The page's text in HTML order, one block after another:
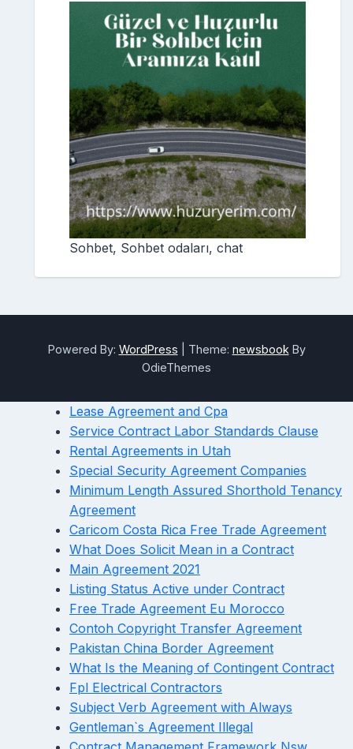
Sohbet, Sohbet odaları, chat
Powered By: WordPress Theme: newsbook By
OdieThemes
Lease Agreement and Cpa
Service Contract Labor Standards Clause
Rental Agreements in Utah
Special Security Agreement Companies
Minimum Length Assured Shorthold Tenancy
Agreement
Caricom Costa Rica Free Trade Agreement
What Does Solicit Mean in a Contract
Main Agreement 2021
Listing Status Active under Contract
Free Trade Agreement Eu Morocco
Contoh Copyright Transfer Agreement
Pakistan China Border Agreement
What Is the Meaning of Contingent Contract
Fpl Electrical Contractors
Subject Verb Agreement with Always
Gentleman`s Agreement Illegal